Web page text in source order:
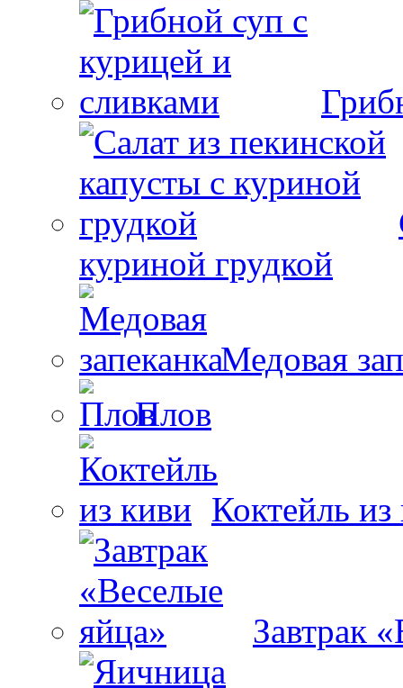
куриной грудкой
Медовая
Плов
Коктейль из
Завтрак